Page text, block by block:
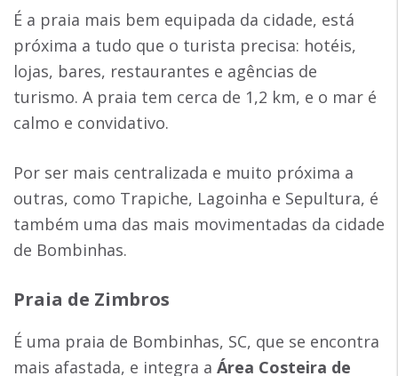
É a praia mais bem equipada da cidade, está
próxima a tudo que o turista precisa: hotéis,
lojas, bares, restaurantes e agências de
turismo. A praia tem cerca de 1,2 km, e o mar é
calmo e convidativo.
Por ser mais centralizada e muito próxima a
outras, como Trapiche, Lagoinha e Sepultura, é
também uma das mais movimentadas da cidade
de Bombinhas.
Praia de Zimbros
É uma praia de Bombinhas, SC, que se encontra
mais afastada, e integra a Área Costeira de